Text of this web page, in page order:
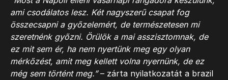
ami csodálatos lesz. Két nagyszerű csapat fog
összecsapni a győzelemért, de természetesen mi
szeretnénk győzni. Örülök a mai asszisztomnak, de
ez mit sem ér, ha nem nyertünk meg egy olyan
mérkőzést, amit meg kellett volna nyernünk, de ez
még sem történt meg.”– zárta nyilatkozatát a brazil